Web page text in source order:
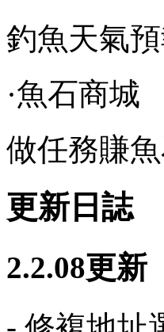
釣魚天氣
·魚石商城
做任務賺
更新日誌
2.2.08更新